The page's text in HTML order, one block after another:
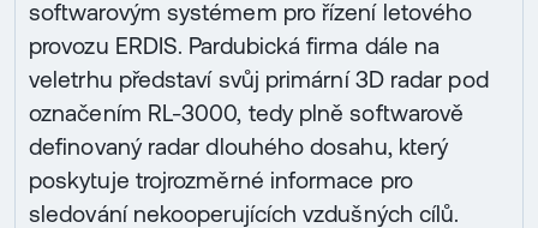
softwarovým systémem pro řízení letového
provozu ERDIS. Pardubická firma dále na
veletrhu představí svůj primární 3D radar pod
označením RL-3000, tedy plně softwarově
definovaný radar dlouhého dosahu, který
poskytuje trojrozměrné informace pro
sledování nekooperujících vzdušných cílů.